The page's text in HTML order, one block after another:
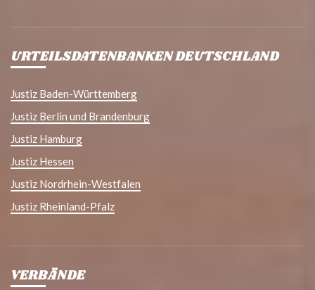
URTEILSDATENBANKEN DEUTSCHLAND
Justiz Baden-Württemberg
Justiz Berlin und Brandenburg
Justiz Hamburg
Justiz Hessen
Justiz Nordrhein-Westfalen
Justiz Rheinland-Pfalz
VERBÄNDE